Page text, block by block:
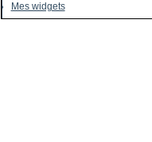
Mes widgets